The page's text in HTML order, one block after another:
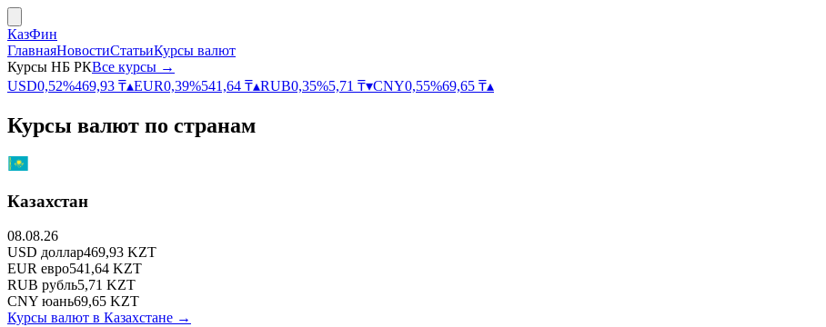
КазФин
ГлавнаяНовостиСтатьиКурсы валют
Курсы НБ РКВсе курсы →
USD0,52%469,93 ₸▴EUR0,39%541,64 ₸▴RUB0,35%5,71 ₸▾CNY0,55%69,65 ₸▴
Курсы валют по странам
Казахстан
08.08.26
USD доллар469,93 KZT
EUR евро541,64 KZT
RUB рубль5,71 KZT
CNY юань69,65 KZT
Курсы валют в Казахстане →